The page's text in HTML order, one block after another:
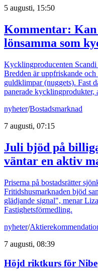
5 augusti, 15:50
Kommentar:
lönsamma som
Kycklingproducenten
Bredden är uppfriskande
guldklimpar (nuggets). Fast
panerade kycklingprodukter,
nyheter/Bostadsmarknad
7 augusti, 07:15
Juli bjöd på
väntar en aktiv
Priserna på bostadsrätter
Fritidshusmarknaden bjöd
glädjande signal", menar
Fastighetsförmedling.
nyheter/
7 augusti, 08:39
Höjd riktkurs för Nibe